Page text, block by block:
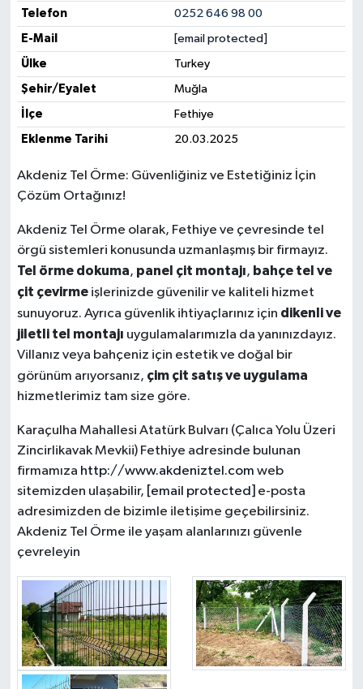
Telefon 0252 646 98 00
E-Mail [email protected]
Ülke Turkey
Şehir/Eyalet Muğla
İlçe Fethiye
Eklenme Tarihi 20.03.2025
Akdeniz Tel Örme: Güvenliğiniz ve Estetiğiniz İçin
Çözüm Ortağınız!
Akdeniz Tel Örme olarak, Fethiye ve çevresinde tel
örgü sistemleri konusunda uzmanlaşmış bir firmayız.
Tel örme dokuma, panel çit montajı, bahçe tel ve
çit çevirme işlerinizde güvenilir ve kaliteli hizmet
sunuyoruz. Ayrıca güvenlik ihtiyaçlarınız için dikenli ve
jiletli tel montajı uygulamalarımızla da yanınızdayız.
Villanız veya bahçeniz için estetik ve doğal bir
görünüm arıyorsanız, çim çit satış ve uygulama
hizmetlerimiz tam size göre.
Karaçulha Mahallesi Atatürk Bulvarı (Çalıca Yolu Üzeri
Zincirlikavak Mevkii) Fethiye adresinde bulunan
firmamıza http://www.akdeniztel.com web
sitemizden ulaşabilir, [email protected]
e-posta
adresimizden de bizimle iletişime geçebilirsiniz.
Akdeniz Tel Örme ile yaşam alanlarınızı güvenle
çevreleyin